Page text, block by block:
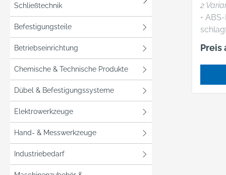
Schließtechnik
Befestigungsteile
Betriebseinrichtung
Chemische & Technische Produkte
Dübel & Befestigungssysteme
Elektrowerkzeuge
Hand- & Messwerkzeuge
Industriebedarf
42389
2
•
Preis